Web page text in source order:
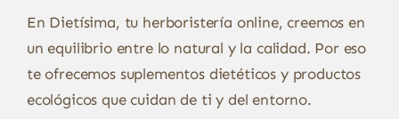
En Dietísima, tu herboristería online, creemos en
un equilibrio entre lo natural y la calidad. Por eso
te ofrecemos suplementos dietéticos y productos
ecológicos que cuidan de ti y del entorno.